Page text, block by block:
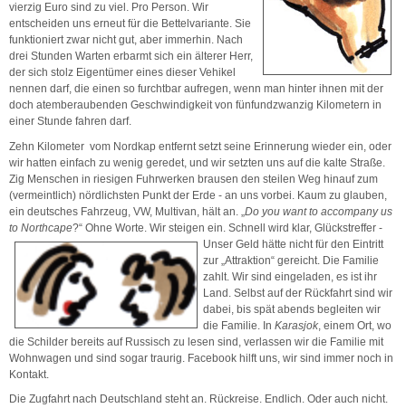
vierzig Euro sind zu viel. Pro Person. Wir
entscheiden uns erneut für die Bettelvariante. Sie
funktioniert zwar nicht gut, aber immerhin. Nach
drei Stunden Warten erbarmt sich ein älterer Herr,
der sich stolz Eigentümer eines dieser Vehikel
nennen darf, die einen so furchtbar aufregen, wenn man hinter ihnen mit der
doch atemberaubenden Geschwindigkeit von fünfundzwanzig Kilometern in
einer Stunde fahren darf.
Zehn Kilometer vom Nordkap entfernt setzt seine Erinnerung wieder ein, oder
wir hatten einfach zu wenig geredet, und wir setzten uns auf die kalte Straße.
Zig Menschen in riesigen Fuhrwerken brausen den steilen Weg hinauf zum
(vermeintlich) nördlichsten Punkt der Erde - an uns vorbei. Kaum zu glauben,
ein deutsches Fahrzeug, VW, Multivan, hält an. „Do you want to accompany us
to Northcape?“ Ohne Worte. Wir steigen ein. Schnell wird klar, Glückstreffer -
Unser Geld hätte nicht für den Eintritt
zur „Attraktion“ gereicht. Die Familie
zahlt. Wir sind eingeladen, es ist ihr
Land. Selbst auf der Rückfahrt sind wir
dabei, bis spät abends begleiten wir
die Familie. In Karasjok, einem Ort, wo
die Schilder bereits auf Russisch zu lesen sind, verlassen wir die Familie mit
Wohnwagen und sind sogar traurig. Facebook hilft uns, wir sind immer noch in
Kontakt.
Die Zugfahrt nach Deutschland steht an. Rückreise. Endlich. Oder auch nicht.